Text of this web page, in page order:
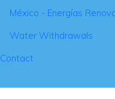
México - Energías
Water Withdrawals
Contact